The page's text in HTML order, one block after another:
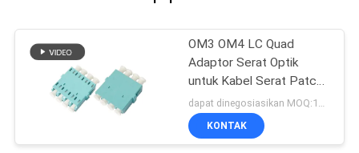
OM3 OM4 LC Quad
Adaptor Serat Optik
untuk Kabel Serat Patch,
Biru / Beige / Aqua
dapat dinegosiasikan MOQ:1000
KONTAK